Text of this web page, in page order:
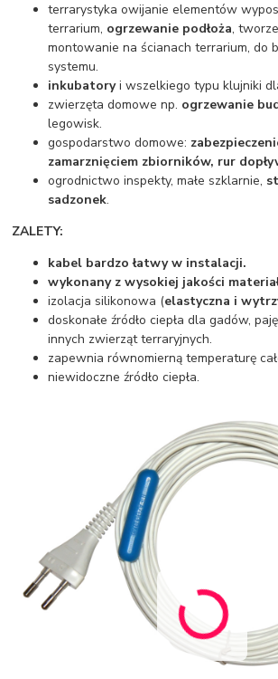
terrarystyka owijanie elementów
terrarium, ogrzewanie podłoża,
montowanie na ścianach terrarium, do
systemu.
inkubatoryi wszelkiego typu klujniki
zwierzęta domowe np. ogrzewanie
legowisk.
gospodarstwo domowe:
zamarznięciem zbiorników, rur
ogrodnictwo inspekty, małe szklarnie,
sadzonek.
ZALETY:
kabel bardzołatwy w instalacji.
wykonany zwysokiej jakości
izolacja silikonowa (elastyczna i
doskonałe źródło ciepła dla gadów,
innych zwierząt terraryjnych.
zapewnia równomierną temperaturę
niewidoczne źródło ciepła.